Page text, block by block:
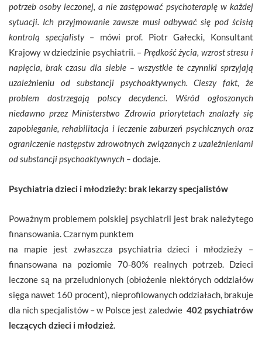
potrzeb osoby leczonej, a nie zastępować psychoterapię w każdej
sytuacji. Ich przyjmowanie zawsze musi odbywać się pod ścisłą
kontrolą specjalisty – mówi prof. Piotr Gałecki, Konsultant
Krajowy w dziedzinie psychiatrii. – Prędkość życia, wzrost stresu i
napięcia, brak czasu dla siebie – wszystkie te czynniki sprzyjają
uzależnieniu od substancji psychoaktywnych. Cieszy fakt, że
problem dostrzegają polscy decydenci. Wśród ogłoszonych
niedawno przez Ministerstwo Zdrowia priorytetach znalazły się
zapobieganie, rehabilitacja i leczenie zaburzeń psychicznych oraz
ograniczenie następstw zdrowotnych związanych z uzależnieniami
od substancji psychoaktywnych – dodaje.
Psychiatria dzieci i młodzieży: brak lekarzy specjalistów
Poważnym problemem polskiej psychiatrii jest brak należytego
finansowania. Czarnym punktem
na mapie jest zwłaszcza psychiatria dzieci i młodzieży –
finansowana na poziomie 70-80% realnych potrzeb. Dzieci
leczone są na przeludnionych (obłożenie niektórych oddziałów
sięga nawet 160 procent), nieprofilowanych oddziałach, brakuje
dla nich specjalistów – w Polsce jest zaledwie 402 psychiatrów
leczących dzieci i młodzież.